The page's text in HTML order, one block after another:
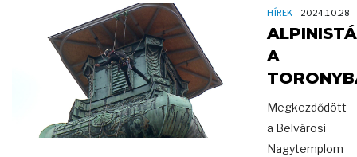
HÍREK 2024.10.28
A
Megkezdődött
a Belvárosi
Nagytemplom